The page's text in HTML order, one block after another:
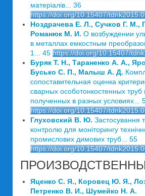
матеріалів... 36
https://doi.org/10.15407/
Ноздрачева Е. Л., Сучков Г. М.,
Романюк М. И. О возбуждении
в металлах емкостным
1... 45 https://doi.org/10.15407/
Буряк Т. Н., Тараненко А. А.,
Бусько С. П., Малыш А. Д.
сопоставительная оценка
сварных особотонкостенных труб
полученных в разных условиях...
https://doi.org/10.15407/
Глуховский В. Ю. Застосування
контролю для моніторингу
промислових димових труб... 55
https://doi.org/10.15407/
Яценко С. Я., Коровец Ю. Я.,
Петренко В. И., Шумейко Н. А.